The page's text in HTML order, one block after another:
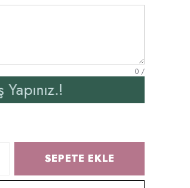
0 /
SEPETE EKLE